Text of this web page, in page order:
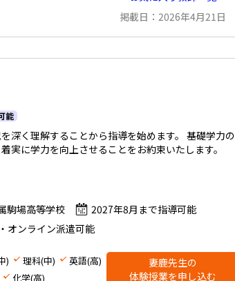
掲載日：2026年4月21日
能
深く理解することから指導を始めます。 基礎学力の
実に学力を向上させることをお約束いたします。
駒場高等学校
2027年8月まで指導可能
オンライン派遣可能
) 理科(中)
英語(高)
化学(高)
妻鹿先生の
体験授業を申し込む